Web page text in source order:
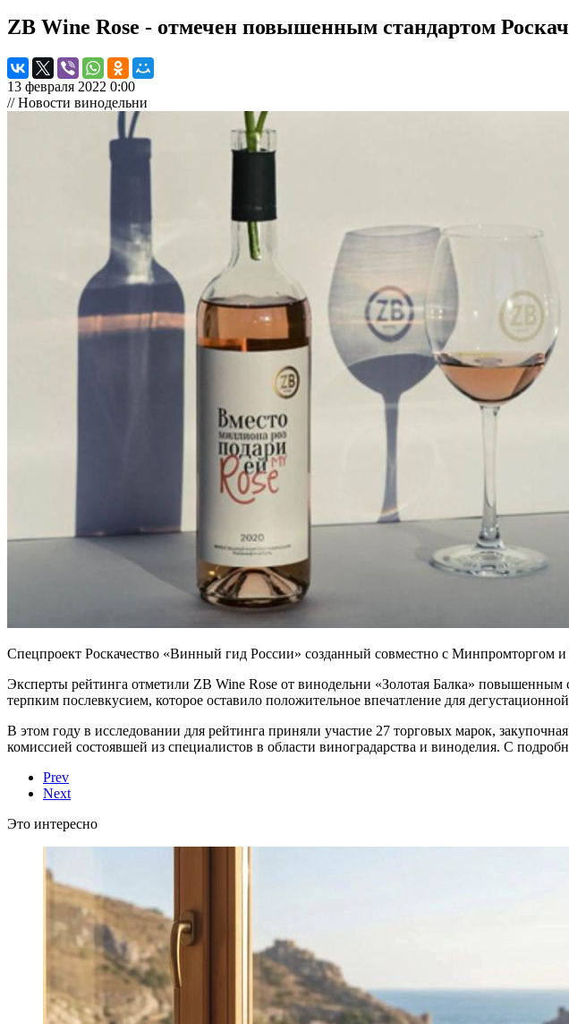
ZB Wine Rose - отмечен повышенным стандартом
13 февраля 2022 0:00
// Новости винодельни
Спецпроект Роскачество «Винный гид России» созданный совместно с Минпромторгом
Эксперты рейтинга отметили ZB Wine Rose от винодельни «Золотая Балка»
терпким послевкусием, которое оставило положительное впечатление для
В этом году в исследовании для рейтинга приняли участие 27 торговых марок,
комиссией состоявшей из специалистов в области виноградарства и виноделия. С
Prev
Next
Это интересно